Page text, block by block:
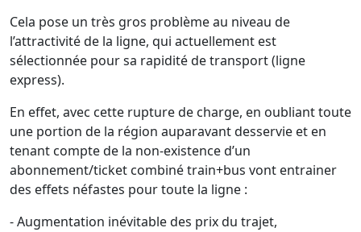
Cela pose un très gros problème au niveau de
l’attractivité de la ligne, qui actuellement est
sélectionnée pour sa rapidité de transport (ligne
express).
En effet, avec cette rupture de charge, en oubliant toute
une portion de la région auparavant desservie et en
tenant compte de la non-existence d’un
abonnement/ticket combiné train+bus vont entrainer
des effets néfastes pour toute la ligne :
- Augmentation inévitable des prix du trajet,